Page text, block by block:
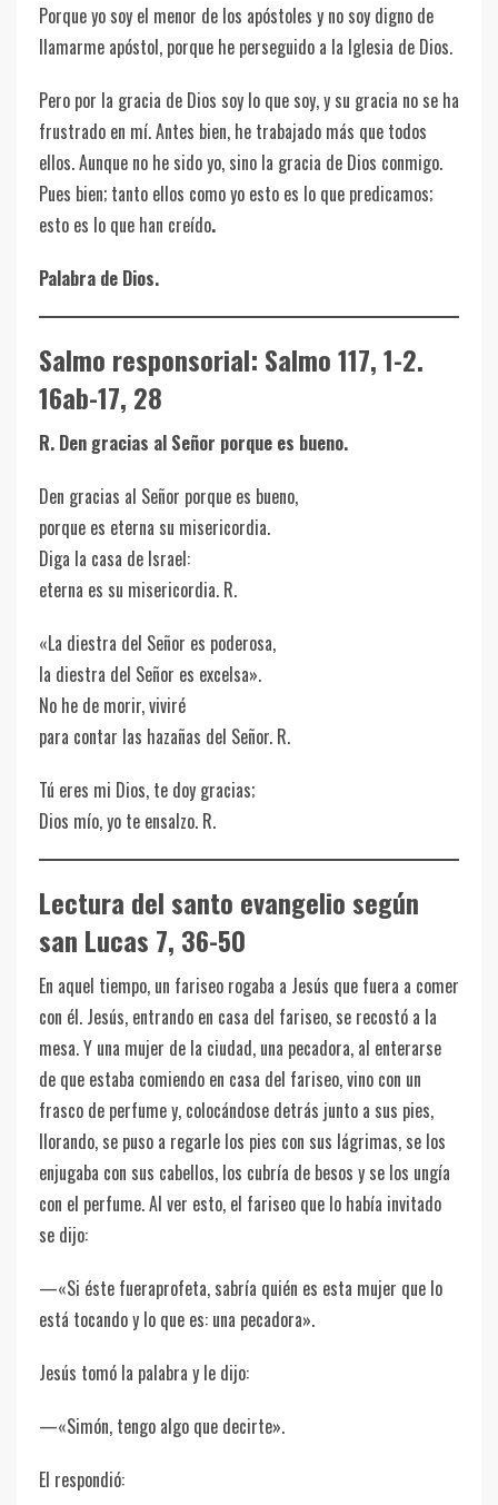
Porque yo soy el menor de los apóstoles y no soy digno de
llamarme apóstol, porque he perseguido a la Iglesia de Dios.
Pero por la gracia de Dios soy lo que soy, y su gracia no se ha
frustrado en mí. Antes bien, he trabajado más que todos
ellos. Aunque no he sido yo, sino la gracia de Dios conmigo.
Pues bien; tanto ellos como yo esto es lo que predicamos;
esto es lo que han creído.
Palabra de Dios.
Salmo responsorial: Salmo 117, 1-2.
16ab-17, 28
R. Den gracias al Señor porque es bueno.
Den gracias al Señor porque es bueno,
porque es eterna su misericordia.
Diga la casa de Israel:
eterna es su misericordia. R.
«La diestra del Señor es poderosa,
la diestra del Señor es excelsa».
No he de morir, viviré
para contar las hazañas del Señor. R.
Tú eres mi Dios, te doy gracias;
Dios mío, yo te ensalzo. R.
Lectura del santo evangelio según
san Lucas 7, 36-50
En aquel tiempo, un fariseo rogaba a Jesús que fuera a comer
con él. Jesús, entrando en casa del fariseo, se recostó a la
mesa. Y una mujer de la ciudad, una pecadora, al enterarse
de que estaba comiendo en casa del fariseo, vino con un
frasco de perfume y, colocándose detrás junto a sus pies,
llorando, se puso a regarle los pies con sus lágrimas, se los
enjugaba con sus cabellos, los cubría de besos y se los ungía
con el perfume. Al ver esto, el fariseo que lo había invitado
se dijo:
—«Si éste fueraprofeta, sabría quién es esta mujer que lo
está tocando y lo que es: una pecadora».
Jesús tomó la palabra y le dijo:
—«Simón, tengo algo que decirte».
El respondió: